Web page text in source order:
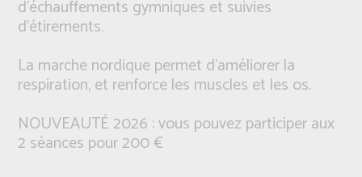
d'échauffements gymniques et suivies
d'étirements.
La marche nordique permet d'améliorer la
respiration, et renforce les muscles et les os.
NOUVEAUTÉ 2026 : vous pouvez participer aux
2 séances pour 200 €